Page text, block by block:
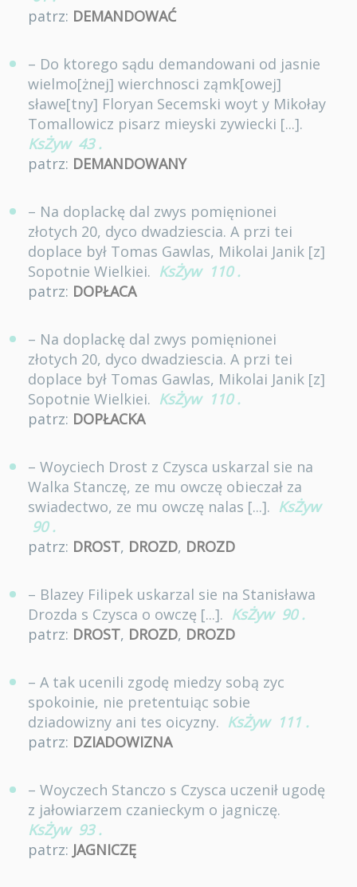
patrz: DEMANDOWAĆ
– Do ktorego sądu demandowani od jasnie
wielmo[żnej] wierchnosci ząmk[owej]
sławe[tny] Floryan Secemski woyt y Mikołay
Tomallowicz pisarz mieyski zywiecki [...].
KsŻyw 43 .
patrz: DEMANDOWANY
– Na doplackę dal zwys pomięnionei
złotych 20, dyco dwadziescia. A przi tei
doplace był Tomas Gawlas, Mikolai Janik [z]
Sopotnie Wielkiei. KsŻyw 110 .
patrz: DOPŁACA
– Na doplackę dal zwys pomięnionei
złotych 20, dyco dwadziescia. A przi tei
doplace był Tomas Gawlas, Mikolai Janik [z]
Sopotnie Wielkiei. KsŻyw 110 .
patrz: DOPŁACKA
– Woyciech Drost z Czysca uskarzal sie na
Walka Stanczę, ze mu owczę obieczał za
swiadectwo, ze mu owczę nalas [...]. KsŻyw
90 .
patrz: DROST, DROZD, DROZD
– Blazey Filipek uskarzal sie na Stanisława
Drozda s Czysca o owczę [...]. KsŻyw 90 .
patrz: DROST, DROZD, DROZD
– A tak ucenili zgodę miedzy sobą zyc
spokoinie, nie pretentuiąc sobie
dziadowizny ani tes oicyzny. KsŻyw 111 .
patrz: DZIADOWIZNA
– Woyczech Stanczo s Czysca uczenił ugodę
z jałowiarzem czanieckym o jagniczę.
KsŻyw 93 .
patrz: JAGNICZĘ